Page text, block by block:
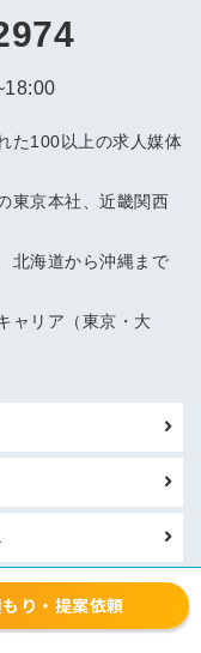
り・提案依頼
た100以上の求人媒体
東京本社、近畿関西
北海道から沖縄まで
ャリア（東京・大